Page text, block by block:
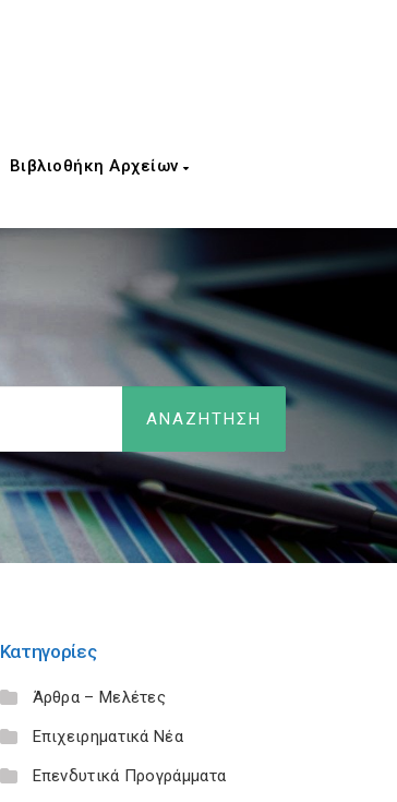
Βιβλιοθήκη Αρχείων
Κατηγορίες
Άρθρα – Μελέτες
Επιχειρηματικά Νέα
Επενδυτικά Προγράμματα